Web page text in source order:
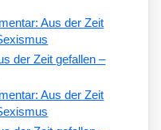
Aus der Zeit
der Zeit gefallen –
Aus der Zeit